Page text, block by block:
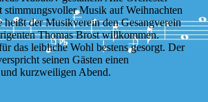
stimmungsvoller Musik auf Weihnachten
heißt der Musikverein den Gesangverein
Thomas Brost willkommen.
das leibliche Wohl bestens gesorgt. Der
seinen Gästen einen
kurzweiligen Abend.